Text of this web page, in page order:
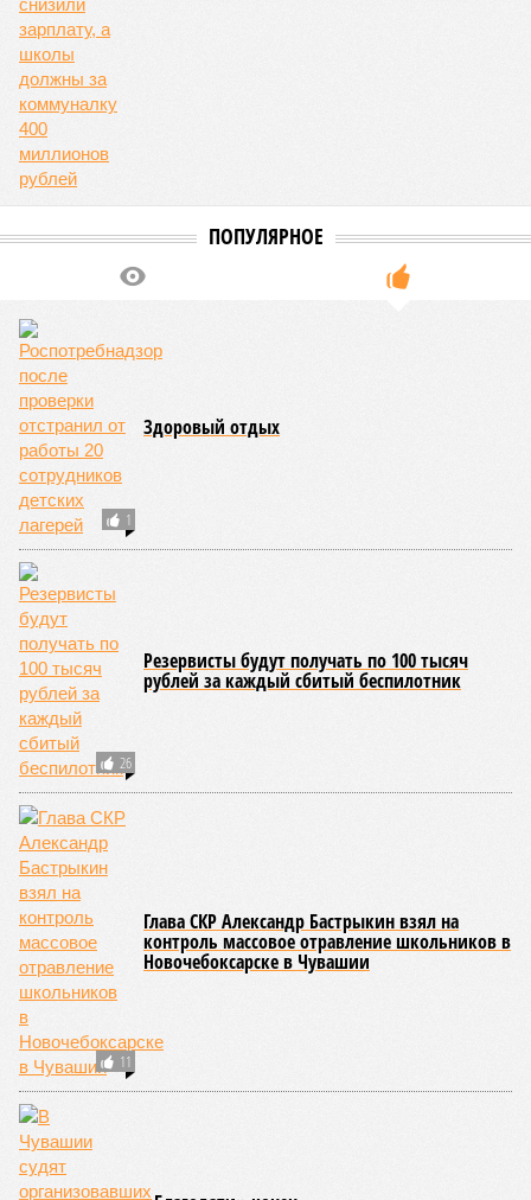
Руководитель Управления Роспотребнадзора по Чувашской
Республике Татьяна Гермонова принимала участие в заседании
Межведомственной комиссии, занимающейся вопросами
организации детского отдыха и оздоровления в регионе. В
рамках встречи участники рассматривали текущее состояние
летней оздоровительной кампании 2026 года и промежуточные
итоги её проведения.
Управлением Роспотребнадзора по Республике Татарстан
мероприятий в детских оздоровительных лагерях. В
нынешнем сезоне функционирует 299 таких учреждений,
причём 14 из них относятся к загородному типу. Сотрудники
ведомства осуществили 105 выездных проверок и
профилактических визитов, что позволило охватить
проверочными действиями значительную долю лагерей. По
итогам проведённых мероприятий различные нарушения
были зафиксированы в 33 учреждениях. В адрес
администраций этих объектов были вынесены
предписания, обязывающие устранить выявленные
недостатки.
Среди наиболее часто встречающихся нарушений
оказались следующие: ненадлежащее содержание
территории и несоблюдение санитарно-гигиенических норм
на ней; нарушения в процессе организации питания детей и
при обеспечении питьевого режима; а также
несвоевременное или неполное проведение медицинских
осмотров сотрудников лагерей.
Особый контроль был направлен на персонал,
работающий на пищеблоках. В ходе этих проверок у 20
человек были обнаружены возбудители инфекций –
указанные сотрудники были незамедлительно отстранены
от выполнения своих обязанностей и направлены на
лечение.
Представители ведомства отметили, что оперативное
принятие указанных мер позволило избежать
возникновения массовых инфекционных заболеваний
среди детей, находившихся в оздоровительных
учреждениях.
Помимо этого, специалистами проводился лабораторный
контроль качества воды и готовой продукции: из всех
отобранных проб воды в двух случаях (что составило